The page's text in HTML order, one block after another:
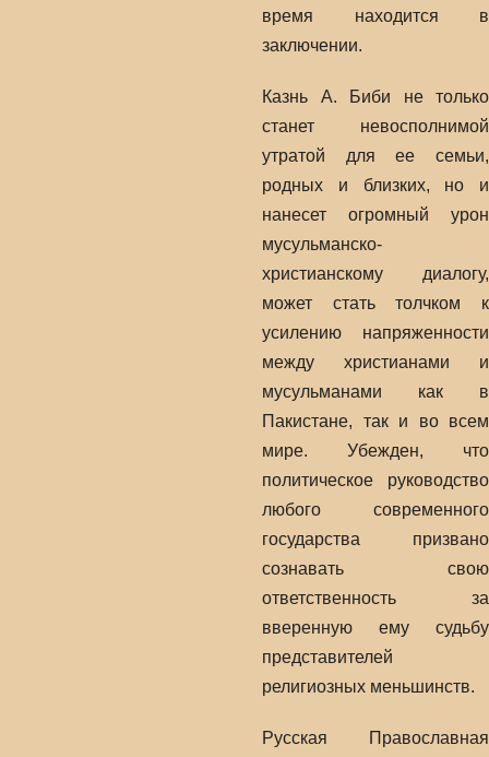
время находится в
заключении.
Казнь А. Биби не только
станет невосполнимой
утратой для ее семьи,
родных и близких, но и
нанесет огромный урон
мусульманско-
христианскому диалогу,
может стать толчком к
усилению напряженности
между христианами и
мусульманами как в
Пакистане, так и во всем
мире. Убежден, что
политическое руководство
любого современного
государства призвано
сознавать свою
ответственность за
вверенную ему судьбу
представителей
религиозных меньшинств.
Русская Православная